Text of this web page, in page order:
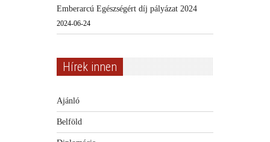
Emberarcú Egészségért díj pályázat 2024
2024-06-24
Hírek innen
Ajánló
Belföld